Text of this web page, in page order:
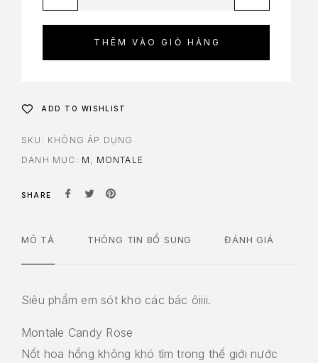
THÊM VÀO GIỎ HÀNG
ADD TO WISHLIST
SKU: KHÔNG ÁP DỤNG
DANH MỤC: M MONTALE
SHARE
MÔ TẢ THÔNG TIN BỔ SUNG ĐÁNH GIÁ
Siêu phẩm em sót kho các bác ôiiii.
Montale Candy Rose
Nốt hoa hồng không khó tìm trong thế giới nước